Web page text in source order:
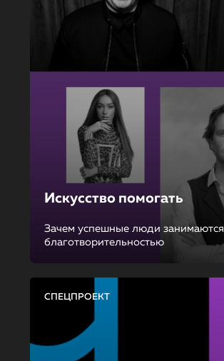
Искусство помогать
Зачем успешные люди занимаются
благотворительностью
СПЕЦПРОЕКТ